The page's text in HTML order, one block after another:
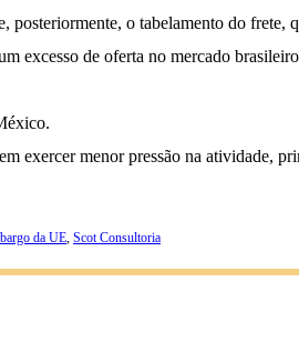
posteriormente, o tabelamento do frete,
excesso de oferta no mercado
exercer menor pressão na atividade,
da UE, Scot Consultoria